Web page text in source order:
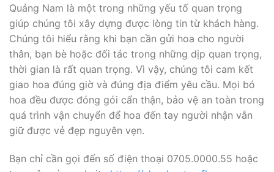
Quảng Nam là một trong những yếu tố quan trọng
giúp chúng tôi xây dựng được lòng tin từ khách hàng.
Chúng tôi hiểu rằng khi bạn cần gửi hoa cho người
thân, bạn bè hoặc đối tác trong những dịp quan trọng,
thời gian là rất quan trọng. Vì vậy, chúng tôi cam kết
giao hoa đúng giờ và đúng địa điểm yêu cầu. Mọi bó
hoa đều được đóng gói cẩn thận, bảo vệ an toàn trong
quá trình vận chuyển để hoa đến tay người nhận vẫn
giữ được vẻ đẹp nguyên vẹn.
Bạn chỉ cần gọi đến số điện thoại 0705.0000.55 hoặc